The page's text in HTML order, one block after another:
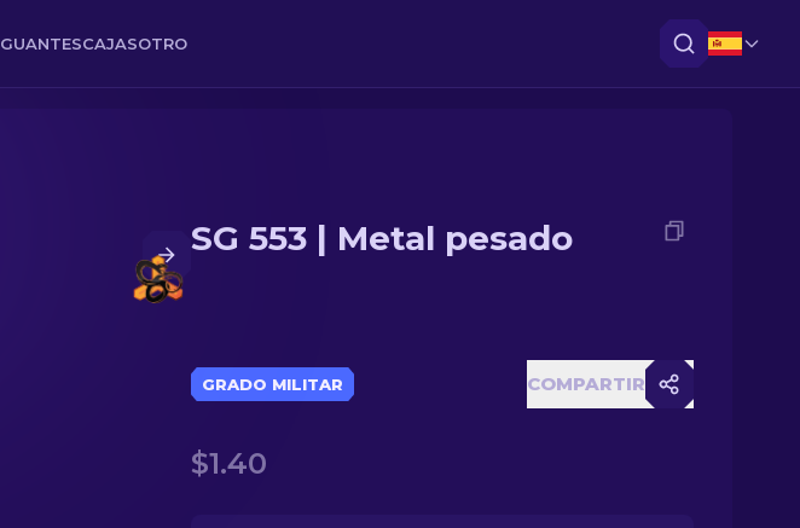
GUANTESCAJASOTRO
SG 553 | Metal pesado
GRADO MILITAR COMPARTIR
$1.40